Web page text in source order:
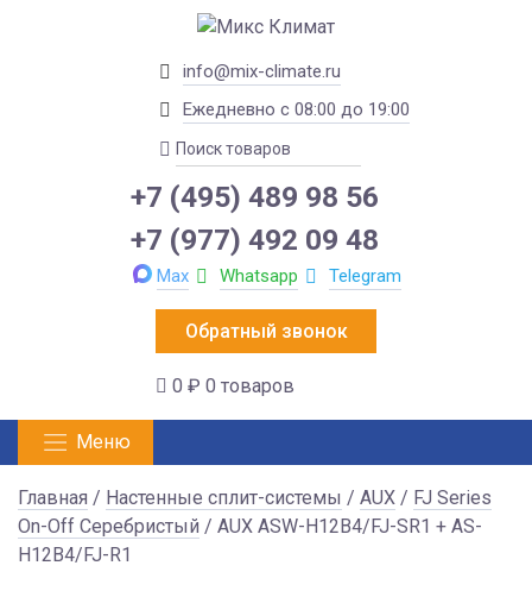
info@mix-climate.ru
Ежедневно с 08:00 до 19:00
+7 (495) 489 98 56
+7 (977) 492 09 48
Max Whatsapp Telegram
Обратный звонок
0 ₽ 0 товаров
Меню
Главная / Настенные сплит-системы / AUX / FJ Series
On-Off Серебристый / AUX ASW-H12B4/FJ-SR1 + AS-
H12B4/FJ-R1